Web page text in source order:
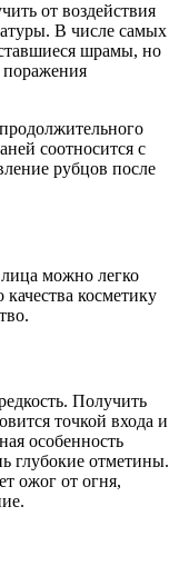
от воздействия
В числе самых
шрамы, но
поражения
соотносится с
рубцов после
можно легко
косметику
Получить
точкой входа и
особенность
глубокие отметины.
ожог от огня,